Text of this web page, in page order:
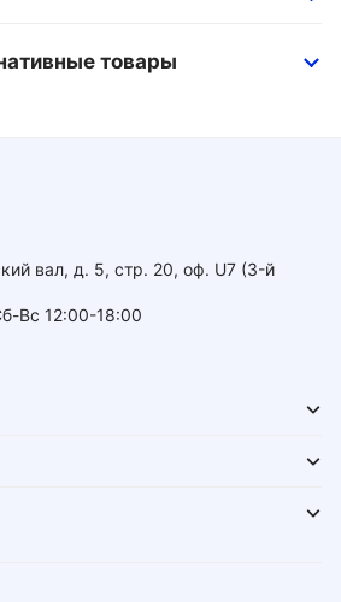
товары
вал, д. 5, стр. 20, оф. U7 (3-й
Вс 12:00-18:00